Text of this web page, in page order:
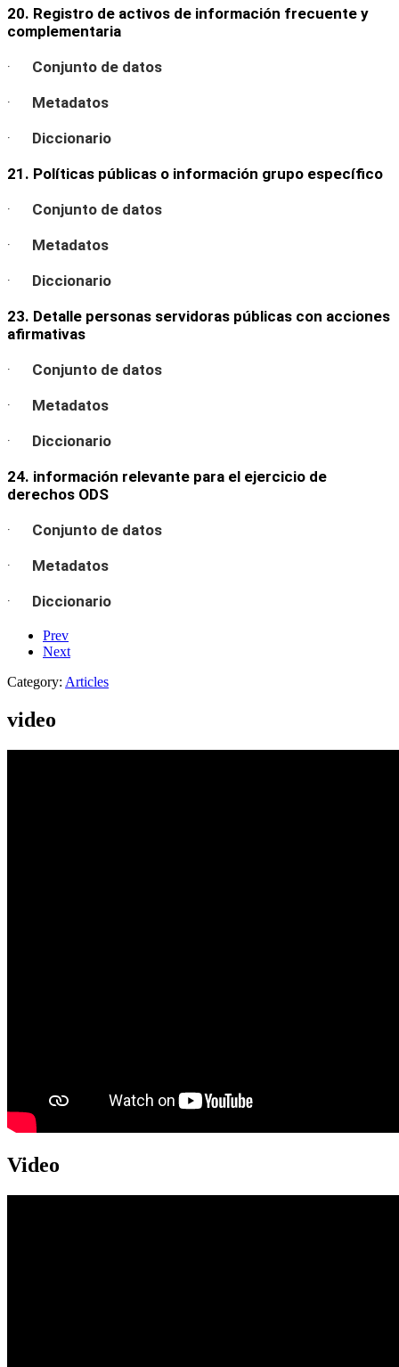
20. Registro de activos de información frecuente y
complementaria
· Conjunto de datos
· Metadatos
· Diccionario
21. Políticas públicas o información grupo específico
· Conjunto de datos
· Metadatos
· Diccionario
23. Detalle personas servidoras públicas con acciones
afirmativas
· Conjunto de datos
· Metadatos
· Diccionario
24. información relevante para el ejercicio de
derechos ODS
· Conjunto de datos
· Metadatos
· Diccionario
Prev
Next
Category: Articles
video
Video